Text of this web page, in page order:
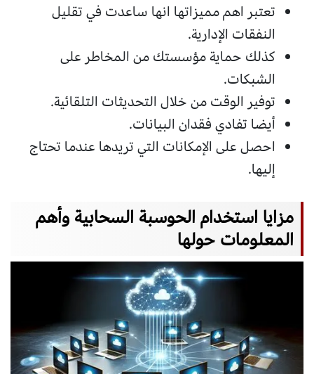
تعتبر اهم مميزاتها انها ساعدت في تقليل
النفقات الإدارية.
كذلك حماية مؤسستك من المخاطر على
الشبكات.
توفير الوقت من خلال التحديثات التلقائية.
أيضا تفادي فقدان البيانات.
احصل على الإمكانات التي تريدها عندما تحتاج
إليها.
مزايا استخدام الحوسبة السحابية وأهم
المعلومات حولها